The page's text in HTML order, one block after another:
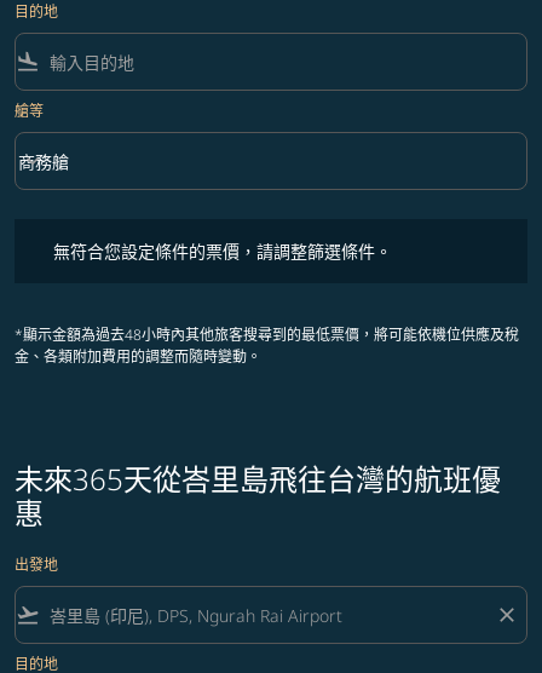
目的地
flight_land
艙等
艙等 option 商務艙 Selected
商務艙
keyboard_arrow_down
無符合您設定條件的票價，請調整篩選條件。
*顯示金額為過去48小時內其他旅客搜尋到的最低票價，將可能依機位供應及稅
金、各類附加費用的調整而隨時變動。
未來365天從峇里島飛往台灣的航班優
惠
出發地
flight_takeoff close
目的地